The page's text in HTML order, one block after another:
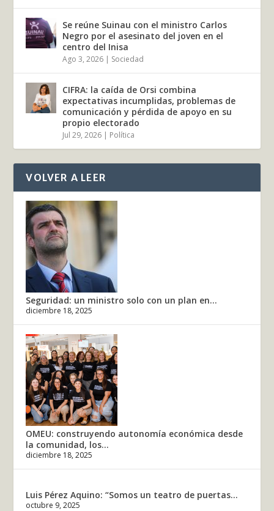
Se reúne Suinau con el ministro Carlos
Negro por el asesinato del joven en el
centro del Inisa
Ago 3, 2026 | Sociedad
CIFRA: la caída de Orsi combina
expectativas incumplidas, problemas de
comunicación y pérdida de apoyo en su
propio electorado
Jul 29, 2026 | Política
VOLVER A LEER
Seguridad: un ministro solo con un plan en...
diciembre 18, 2025
OMEU: construyendo autonomía económica desde
la comunidad, los...
diciembre 18, 2025
Luis Pérez Aquino: “Somos un teatro de puertas...
octubre 9, 2025